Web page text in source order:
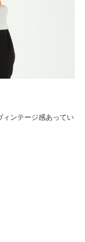
ィンテージ感あってい